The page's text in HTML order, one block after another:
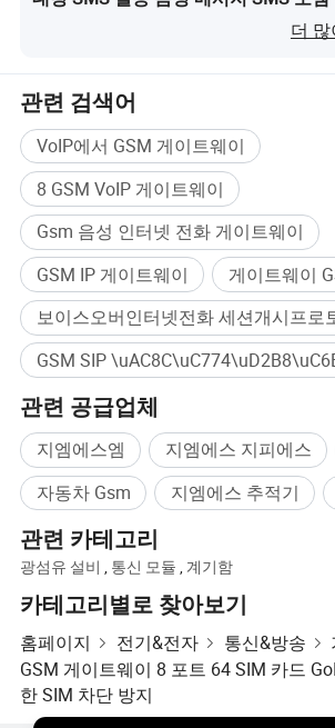
텔레마케팅 터미널: 4G LTE/2G GSM
Etross 시리즈 제품을 사용해 주셔서 감
것을 성공적으로 만들어 주시길 바랍니
더
관련 검색어
VoIP에서 GSM 게이트웨이
8 GSM VoIP 게이트웨이
Gsm 음성 인터넷 전화 게이트웨이
GSM IP 게이트웨이
게이트웨이
관련 공급업체
지엠에스엠 지엠에스 지피에스
자동차 Gsm
지엠에스 추적기
관련 카테고리
광섬유 설비 , 통신 모듈 , 계기함
카테고리별로 찾아보기
홈페이지 전기&전자 통신&방송
GSM 게이트웨이 8 포트 64 SIM 카드
한 SIM 차단 방지